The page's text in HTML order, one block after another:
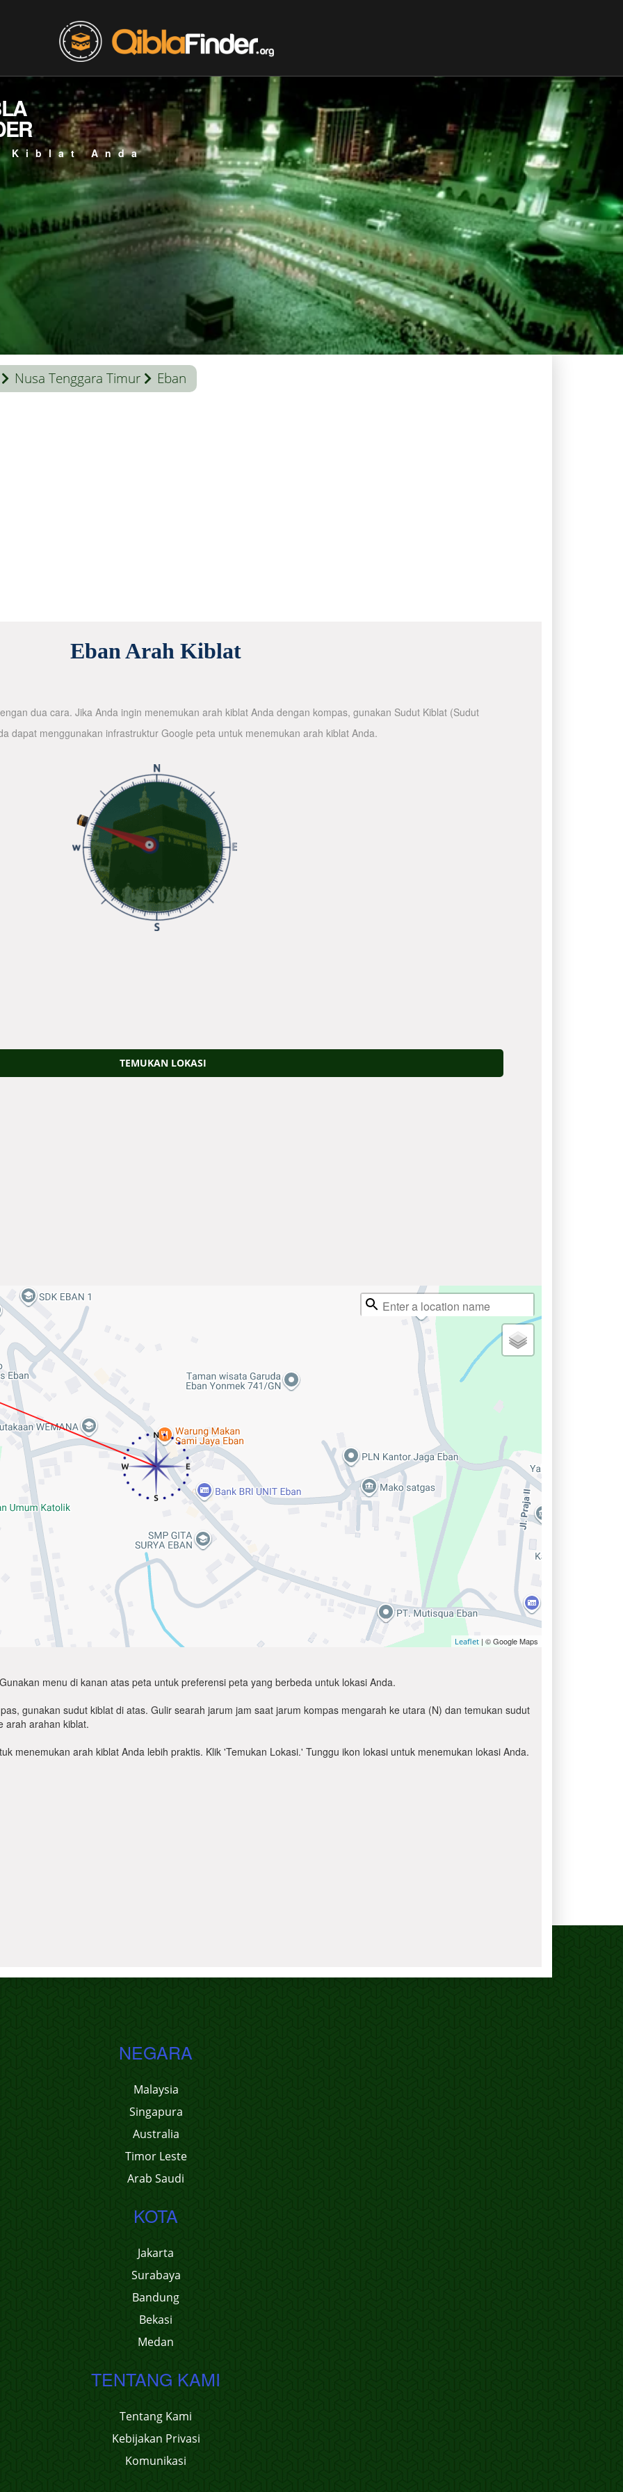
Kiblat Anda
Nusa Tenggara Timur Eban
Eban Arah Kiblat
dua cara. Jika Anda ingin menemukan arah kiblat Anda dengan kompas, gunakan Sudut Kiblat (Sudut
dapat menggunakan infrastruktur Google peta untuk menemukan arah kiblat Anda.
TEMUKAN LOKASI
Leaflet | © Google Maps
menu di kanan atas peta untuk preferensi peta yang berbeda untuk lokasi Anda.
gunakan sudut kiblat di atas. Gulir searah jarum jam saat jarum kompas mengarah ke utara (N) dan temukan sudut
arah arahan kiblat.
menemukan arah kiblat Anda lebih praktis. Klik 'Temukan Lokasi.' Tunggu ikon lokasi untuk menemukan lokasi Anda.
NEGARA
Malaysia
Singapura
Australia
Timor Leste
Arab Saudi
KOTA
Jakarta
Surabaya
Bandung
Bekasi
Medan
TENTANG KAMI
Tentang Kami
Kebijakan Privasi
Komunikasi